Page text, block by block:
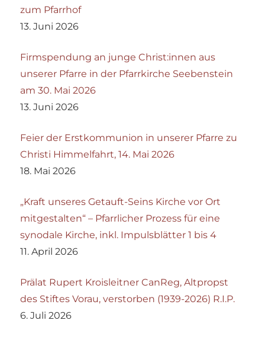
zum Pfarrhof
13. Juni 2026
Firmspendung an junge Christ:innen aus
unserer Pfarre in der Pfarrkirche Seebenstein
am 30. Mai 2026
13. Juni 2026
Feier der Erstkommunion in unserer Pfarre zu
Christi Himmelfahrt, 14. Mai 2026
18. Mai 2026
„Kraft unseres Getauft-Seins Kirche vor Ort
mitgestalten“ – Pfarrlicher Prozess für eine
synodale Kirche, inkl. Impulsblätter 1 bis 4
11. April 2026
Prälat Rupert Kroisleitner CanReg, Altpropst
des Stiftes Vorau, verstorben (1939-2026) R.I.P.
6. Juli 2026